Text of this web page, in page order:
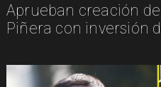
Aprueban creación
Piñera con inversión